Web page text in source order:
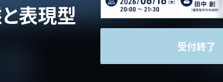
表現型
受付終了